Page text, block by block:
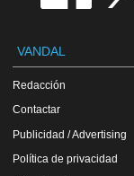
VANDAL
Redacción
Contactar
Publicidad / Advertising
Política de privacidad